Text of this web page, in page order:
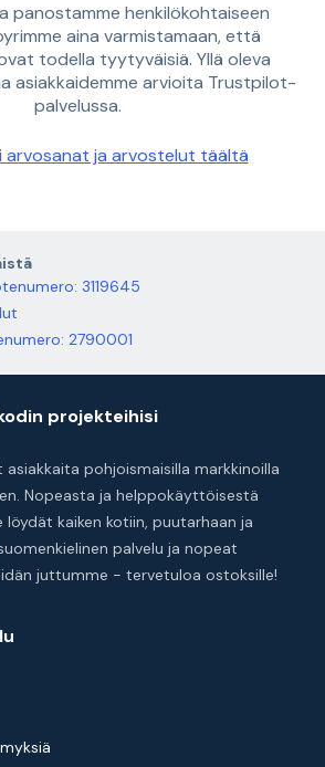
panostamme henkilökohtaiseen
aina varmistamaan, että
todella tyytyväisiä. Yllä oleva
asiakkaidemme arvioita Trustpilot-
palvelussa.
arvosanat ja arvostelut täältä
3119645
2790001
projekteihisi
pohjoismaisilla markkinoilla
Nopeasta ja helppokäyttöisestä
kaiken kotiin, puutarhaan ja
palvelu ja nopeat
juttumme - tervetuloa ostoksille!